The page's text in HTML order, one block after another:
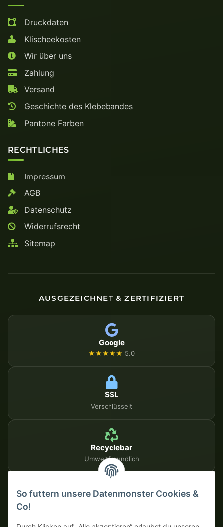
Druckdaten
Klischeekosten
Wir über uns
Zahlung
Versand
Geschichte des Klebebandes
Pantone Farben
RECHTLICHES
Impressum
AGB
Datenschutz
Widerrufsrecht
Sitemap
AUSGEZEICHNET & ZERTIFIZIERT
Google
★★★★★ 5.0
SSL
Verschlüsselt
Recyclebar
Umweltfreundlich
SICHERE ZAHLUNGSMETHODEN
So futtern unsere Datenmonster Cookies &
Co!